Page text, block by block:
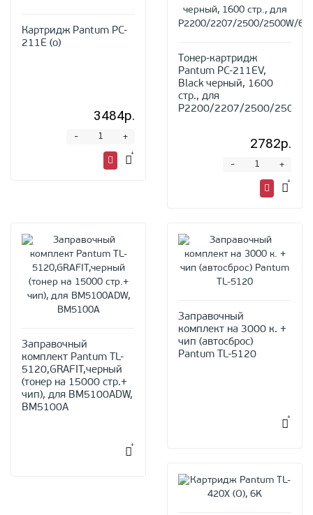
Картридж Pantum PC-
211E (o)
3484р.
+
-
Тонер-картридж
Pantum PC-211EV,
Black черный, 1600
стр., для
P2200/2207/2500/
2782р.
+
-
Заправочный
комплект Pantum TL-
5120,GRAFIT,черный
(тонер на 15000 стр.+
чип), для BM5100ADW,
BM5100A
Заправочный
комплект на 3000 к. +
чип (автосброс)
Pantum TL-5120